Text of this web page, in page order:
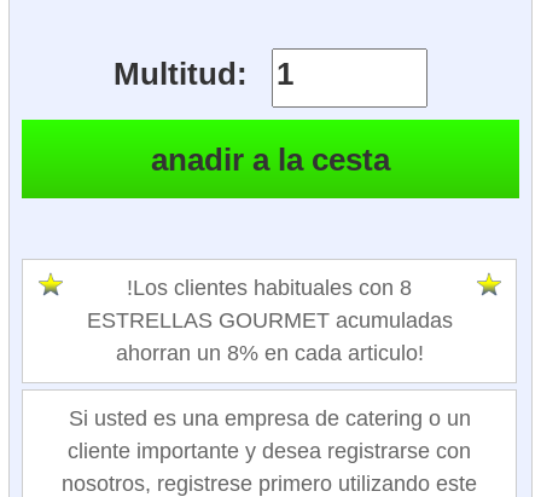
Multitud:
!Los clientes habituales con 8
ESTRELLAS GOURMET acumuladas
ahorran un 8% en cada articulo!
Si usted es una empresa de catering o un
cliente importante y desea registrarse con
nosotros, registrese primero utilizando este